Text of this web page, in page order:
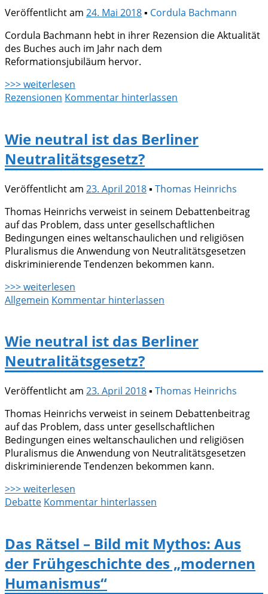
Veröffentlicht am 24. Mai 2018▪ Cordula Bachmann
Cordula Bachmann hebt in ihrer Rezension die Aktualität
des Buches auch im Jahr nach dem
Reformationsjubiläum hervor.
>>> weiterlesen
Rezensionen Kommentar hinterlassen
Wie neutral ist das Berliner
Neutralitätsgesetz?
Veröffentlicht am 23. April 2018▪ Thomas Heinrichs
Thomas Heinrichs verweist in seinem Debattenbeitrag
auf das Problem, dass unter gesellschaftlichen
Bedingungen eines weltanschaulichen und religiösen
Pluralismus die Anwendung von Neutralitätsgesetzen
diskriminierende Tendenzen bekommen kann.
>>> weiterlesen
Allgemein Kommentar hinterlassen
Wie neutral ist das Berliner
Neutralitätsgesetz?
Veröffentlicht am 23. April 2018▪ Thomas Heinrichs
Thomas Heinrichs verweist in seinem Debattenbeitrag
auf das Problem, dass unter gesellschaftlichen
Bedingungen eines weltanschaulichen und religiösen
Pluralismus die Anwendung von Neutralitätsgesetzen
diskriminierende Tendenzen bekommen kann.
>>> weiterlesen
Debatte Kommentar hinterlassen
Das Rätsel – Bild mit Mythos: Aus
der Frühgeschichte des „modernen
Humanismus“